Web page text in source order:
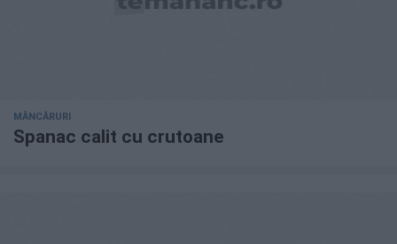
MÂNCĂRURI
Spanac calit cu crutoane